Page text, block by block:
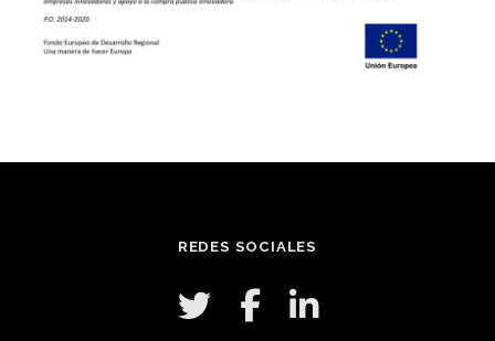
REDES SOCIALES